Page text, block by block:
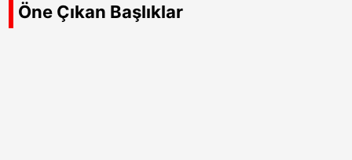
Öne Çıkan Başlıklar